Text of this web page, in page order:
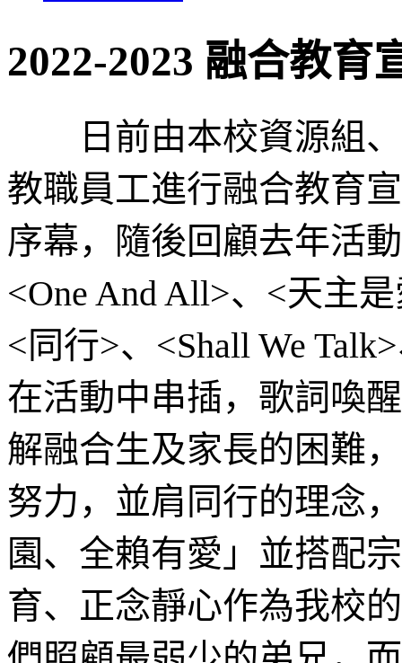
2022-2023 融合教育
日前由本校資源組、
教職員工進行融合教育
序幕，隨後回顧去年活
<One And All>、<天主
<同行>、<Shall We
在活動中串插，歌詞喚
解融合生及家長的困難
努力，並肩同行的理念
園、全賴有愛」並搭配
育、正念靜心作為我校